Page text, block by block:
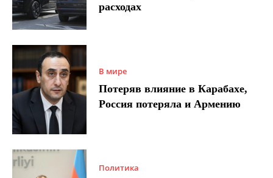
расходах
В мире
Потеряв влияние в Карабахе,
Россия потеряла и Армению
Политика